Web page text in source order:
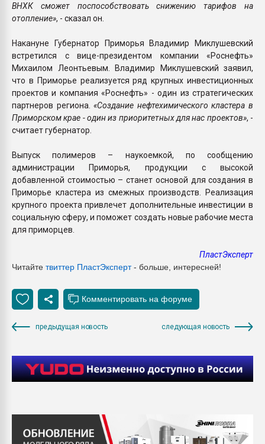
ВНХК сможет поспособствовать снижению тарифов на
отопление», - сказал он.
Накануне Губернатор Приморья Владимир Миклушевский
встретился с вице-президентом компании «Роснефть»
Михаилом Леонтьевым. Владимир Миклушевский заявил,
что в Приморье реализуется ряд крупных инвестиционных
проектов и компания «Роснефть» - один из стратегических
партнеров региона.«Создание нефтехимического кластера в
Приморском крае - один из приоритетных для нас проектов», -
считает губернатор.
Выпуск полимеров – наукоемкой, по сообщению
администрации Приморья, продукции с высокой
добавленной стоимостью – станет основой для создания в
Приморье кластера из смежных производств. Реализация
крупного проекта привлечет дополнительные инвестиции в
социальную сферу, и поможет создать новые рабочие места
для приморцев.
ПластЭксперт
Читайте твиттер ПластЭксперт- больше, интересней!
предыдущая новость следующая новость